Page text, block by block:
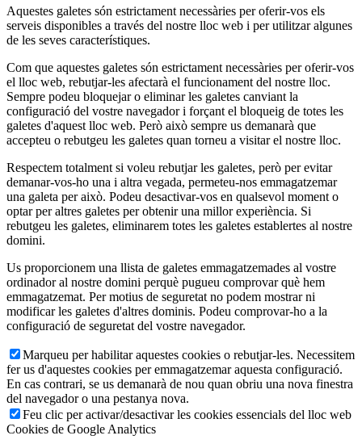
Aquestes galetes són estrictament necessàries per oferir-vos els
serveis disponibles a través del nostre lloc web i per utilitzar algunes
de les seves característiques.
Com que aquestes galetes són estrictament necessàries per oferir-vos
el lloc web, rebutjar-les afectarà el funcionament del nostre lloc.
Sempre podeu bloquejar o eliminar les galetes canviant la
configuració del vostre navegador i forçant el bloqueig de totes les
galetes d'aquest lloc web. Però això sempre us demanarà que
accepteu o rebutgeu les galetes quan torneu a visitar el nostre lloc.
Respectem totalment si voleu rebutjar les galetes, però per evitar
demanar-vos-ho una i altra vegada, permeteu-nos emmagatzemar
una galeta per això. Podeu desactivar-vos en qualsevol moment o
optar per altres galetes per obtenir una millor experiència. Si
rebutgeu les galetes, eliminarem totes les galetes establertes al nostre
domini.
Us proporcionem una llista de galetes emmagatzemades al vostre
ordinador al nostre domini perquè pugueu comprovar què hem
emmagatzemat. Per motius de seguretat no podem mostrar ni
modificar les galetes d'altres dominis. Podeu comprovar-ho a la
configuració de seguretat del vostre navegador.
Marqueu per habilitar aquestes cookies o rebutjar-les. Necessitem
fer us d'aquestes cookies per emmagatzemar aquesta configuració.
En cas contrari, se us demanarà de nou quan obriu una nova finestra
del navegador o una pestanya nova.
Feu clic per activar/desactivar les cookies essencials del lloc web
Cookies de Google Analytics